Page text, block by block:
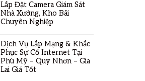
Lắp Đặt Camera Giám Sát
Nhà Xưởng, Kho Bãi
Chuyên Nghiệp
Dịch Vụ Lắp Mạng & Khắc
Phục Sự Cố Internet Tại
Phù Mỹ – Quy Nhơn – Gia
Lai Giá Tốt